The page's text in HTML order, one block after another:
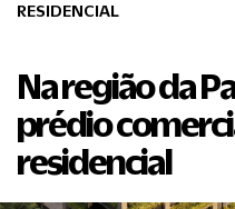
RESIDENCIAL
Na região da
prédio
residencial